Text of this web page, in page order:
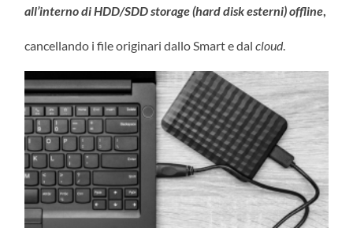
all’interno di HDD/SDD storage (hard disk esterni) offline,
cancellando i file originari dallo Smart e dalcloud.